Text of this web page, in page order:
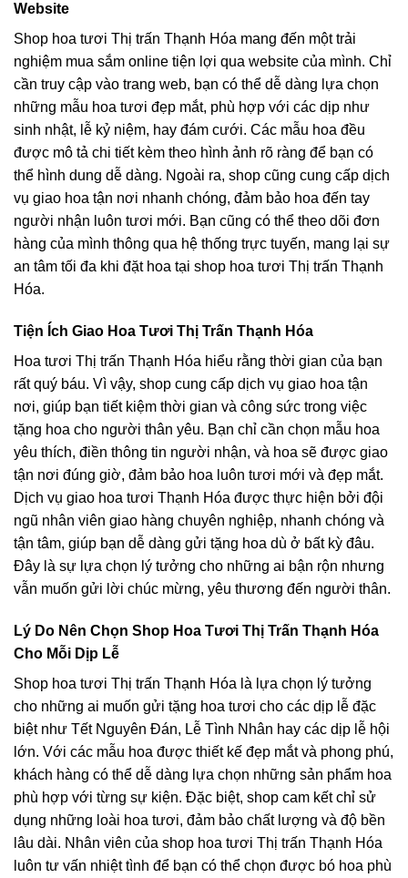
Website
Shop hoa tươi Thị trấn Thạnh Hóa mang đến một trải
nghiệm mua sắm online tiện lợi qua website của mình. Chỉ
cần truy cập vào trang web, bạn có thể dễ dàng lựa chọn
những mẫu hoa tươi đẹp mắt, phù hợp với các dịp như
sinh nhật, lễ kỷ niệm, hay đám cưới. Các mẫu hoa đều
được mô tả chi tiết kèm theo hình ảnh rõ ràng để bạn có
thể hình dung dễ dàng. Ngoài ra, shop cũng cung cấp dịch
vụ giao hoa tận nơi nhanh chóng, đảm bảo hoa đến tay
người nhận luôn tươi mới. Bạn cũng có thể theo dõi đơn
hàng của mình thông qua hệ thống trực tuyến, mang lại sự
an tâm tối đa khi đặt hoa tại shop hoa tươi Thị trấn Thạnh
Hóa.
Tiện Ích Giao Hoa Tươi Thị Trấn Thạnh Hóa
Hoa tươi Thị trấn Thạnh Hóa hiểu rằng thời gian của bạn
rất quý báu. Vì vậy, shop cung cấp dịch vụ giao hoa tận
nơi, giúp bạn tiết kiệm thời gian và công sức trong việc
tặng hoa cho người thân yêu. Bạn chỉ cần chọn mẫu hoa
yêu thích, điền thông tin người nhận, và hoa sẽ được giao
tận nơi đúng giờ, đảm bảo hoa luôn tươi mới và đẹp mắt.
Dịch vụ giao hoa tươi Thạnh Hóa được thực hiện bởi đội
ngũ nhân viên giao hàng chuyên nghiệp, nhanh chóng và
tận tâm, giúp bạn dễ dàng gửi tặng hoa dù ở bất kỳ đâu.
Đây là sự lựa chọn lý tưởng cho những ai bận rộn nhưng
vẫn muốn gửi lời chúc mừng, yêu thương đến người thân.
Lý Do Nên Chọn Shop Hoa Tươi Thị Trấn Thạnh Hóa
Cho Mỗi Dịp Lễ
Shop hoa tươi Thị trấn Thạnh Hóa là lựa chọn lý tưởng
cho những ai muốn gửi tặng hoa tươi cho các dịp lễ đặc
biệt như Tết Nguyên Đán, Lễ Tình Nhân hay các dịp lễ hội
lớn. Với các mẫu hoa được thiết kế đẹp mắt và phong phú,
khách hàng có thể dễ dàng lựa chọn những sản phẩm hoa
phù hợp với từng sự kiện. Đặc biệt, shop cam kết chỉ sử
dụng những loài hoa tươi, đảm bảo chất lượng và độ bền
lâu dài. Nhân viên của shop hoa tươi Thị trấn Thạnh Hóa
luôn tư vấn nhiệt tình để bạn có thể chọn được bó hoa phù